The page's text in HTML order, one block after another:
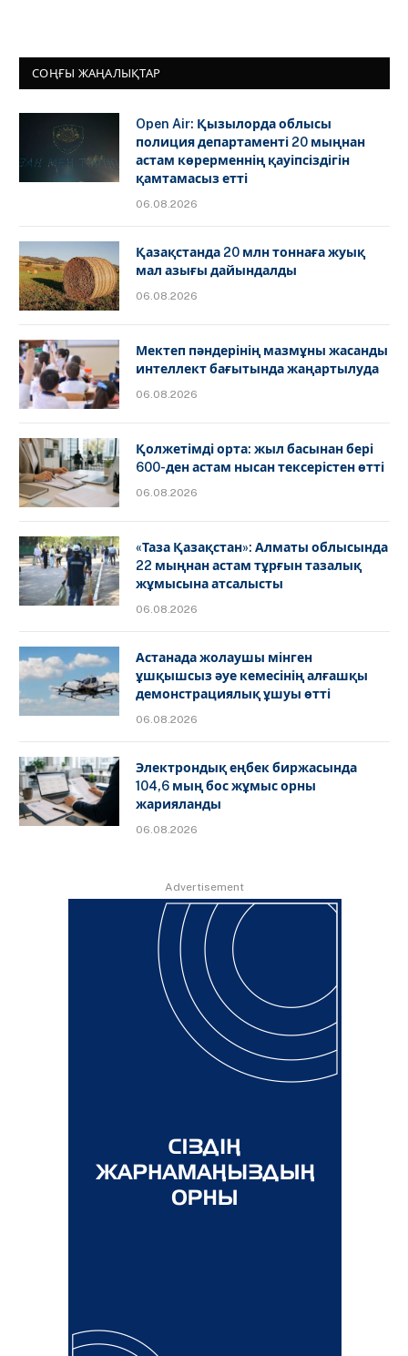
СОҢҒЫ ЖАҢАЛЫҚТАР
Open Air: Қызылорда облысы
полиция департаменті 20 мыңнан
астам көрерменнің қауіпсіздігін
қамтамасыз етті
06.08.2026
Қазақстанда 20 млн тоннаға жуық
мал азығы дайындалды
06.08.2026
Мектеп пәндерінің мазмұны жасанды
интеллект бағытында жаңартылуда
06.08.2026
Қолжетімді орта: жыл басынан бері
600-ден астам нысан тексерістен өтті
06.08.2026
«Таза Қазақстан»: Алматы облысында
22 мыңнан астам тұрғын тазалық
жұмысына атсалысты
06.08.2026
Астанада жолаушы мінген
ұшқышсыз әуе кемесінің алғашқы
демонстрациялық ұшуы өтті
06.08.2026
Электрондық еңбек биржасында
104,6 мың бос жұмыс орны
жарияланды
06.08.2026
Advertisement